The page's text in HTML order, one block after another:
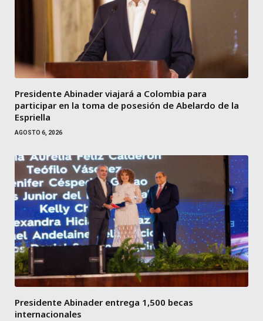
Presidente Abinader viajará a Colombia para
participar en la toma de posesión de Abelardo de la
Espriella
AGOSTO 6, 2026
Presidente Abinader entrega 1,500 becas
internacionales